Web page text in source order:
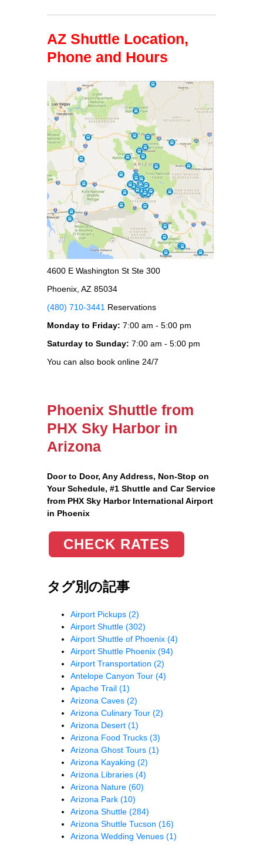
AZ Shuttle Location,
Phone and Hours
4600 E Washington St Ste 300
Phoenix, AZ 85034
(480) 710-3441 Reservations
Monday to Friday: 7:00 am - 5:00 pm
Saturday to Sunday: 7:00 am - 5:00 pm
You can also book online 24/7
Phoenix Shuttle from
PHX Sky Harbor in
Arizona
Door to Door, Any Address, Non-Stop on
Your Schedule, #1 Shuttle and Car Service
from PHX Sky Harbor International Airport
in Phoenix
CHECK RATES
タグ別の記事
Airport Pickups (2)
Airport Shuttle (302)
Airport Shuttle of Phoenix (4)
Airport Shuttle Phoenix (94)
Airport Transportation (2)
Antelope Canyon Tour (4)
Apache Trail (1)
Arizona Caves (2)
Arizona Culinary Tour (2)
Arizona Desert (1)
Arizona Food Trucks (3)
Arizona Ghost Tours (1)
Arizona Kayaking (2)
Arizona Libraries (4)
Arizona Nature (60)
Arizona Park (10)
Arizona Shuttle (284)
Arizona Shuttle Tucson (16)
Arizona Wedding Venues (1)